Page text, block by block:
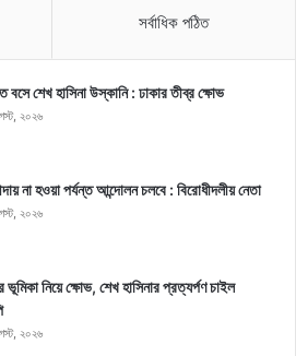
সর্বাধিক পঠিত
বসে শেখ হাসিনা উস্কানি : ঢাকার তীব্র ক্ষোভ
২০২৬
না হওয়া পর্যন্ত আন্দোলন চলবে : বিরোধীদলীয় নেতা
২০২৬
ভূমিকা নিয়ে ক্ষোভ, শেখ হাসিনার প্রত্যর্পণ চাইল
২০২৬